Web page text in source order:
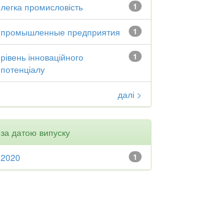
1
легка промисловість
1
промышленные предприятия
1
рівень інноваційного
потенціалу
далі >
за датою випуску
1
2020